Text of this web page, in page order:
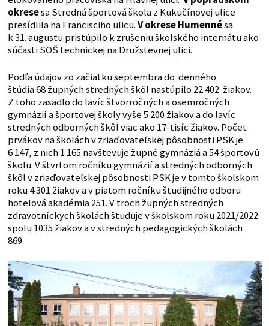
okresesa Stredná športová škola z Kukučínovej ulice
presídlila na Francisciho ulicu.V okrese Humennésa
k 31. augustu pristúpilo k zrušeniu školského internátu ako
súčasti SOŠ technickej na Družstevnej ulici.
Podľa údajov zo začiatku septembra do denného
štúdia 68 župných stredných škôl nastúpilo 22 402 žiakov.
Z toho zasadlo do lavíc štvorročných a osemročných
gymnázií a športovej školy vyše 5 200 žiakov a do lavíc
stredných odborných škôl viac ako 17-tisíc žiakov. Počet
prvákov na školách v zriaďovateľskej pôsobnosti PSK je
6 147, z nich 1 165 navštevuje župné gymnáziá a 54 športovú
školu. V štvrtom ročníku gymnázií a stredných odborných
škôl v zriaďovateľskej pôsobnosti PSK je v tomto školskom
roku 4 301 žiakov a v piatom ročníku študijného odboru
hotelová akadémia 251. V troch župných stredných
zdravotníckych školách študuje v školskom roku 2021/2022
spolu 1035 žiakov a v stredných pedagogických školách
869.